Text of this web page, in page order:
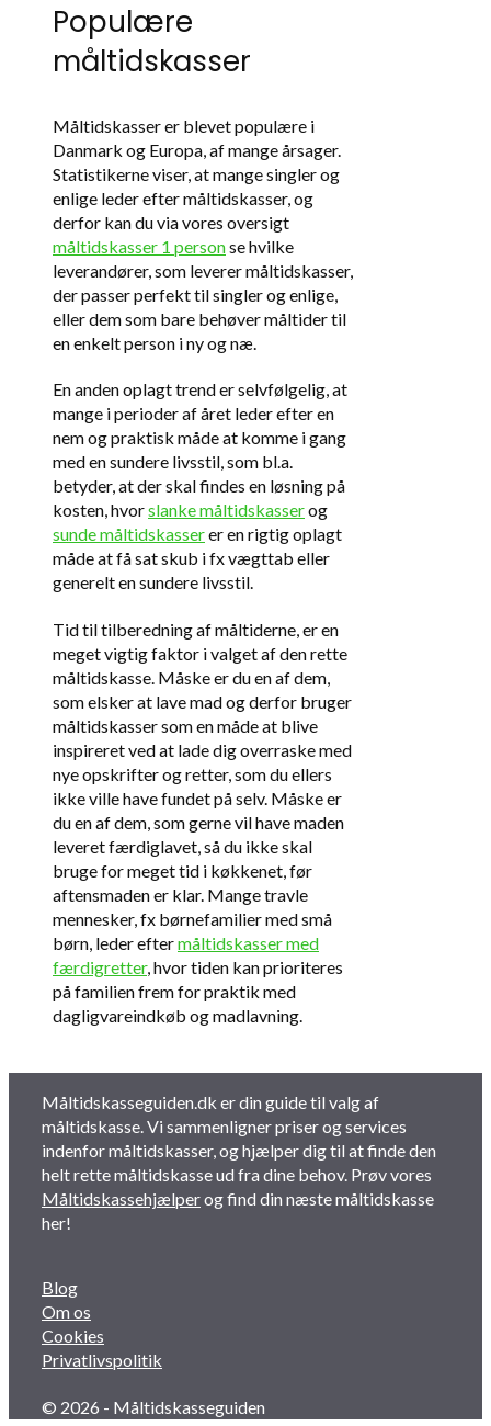
Populære
måltidskasser
Måltidskasser er blevet populære i
Danmark og Europa, af mange årsager.
Statistikerne viser, at mange singler og
enlige leder efter måltidskasser, og
derfor kan du via vores oversigt
måltidskasser 1 personse hvilke
leverandører, som leverer måltidskasser,
der passer perfekt til singler og enlige,
eller dem som bare behøver måltider til
en enkelt person i ny og næ.
En anden oplagt trend er selvfølgelig, at
mange i perioder af året leder efter en
nem og praktisk måde at komme i gang
med en sundere livsstil, som bl.a.
betyder, at der skal findes en løsning på
kosten, hvorslanke måltidskasserog
sunde måltidskasserer en rigtig oplagt
måde at få sat skub i fx vægttab eller
generelt en sundere livsstil.
Tid til tilberedning af måltiderne, er en
meget vigtig faktor i valget af den rette
måltidskasse. Måske er du en af dem,
som elsker at lave mad og derfor bruger
måltidskasser som en måde at blive
inspireret ved at lade dig overraske med
nye opskrifter og retter, som du ellers
ikke ville have fundet på selv. Måske er
du en af dem, som gerne vil have maden
leveret færdiglavet, så du ikke skal
bruge for meget tid i køkkenet, før
aftensmaden er klar. Mange travle
mennesker, fx børnefamilier med små
børn, leder eftermåltidskasser med
færdigretter, hvor tiden kan prioriteres
på familien frem for praktik med
dagligvareindkøb og madlavning.
Måltidskasseguiden.dk er din guide til valg af
måltidskasse. Vi sammenligner priser og services
indenfor måltidskasser, og hjælper dig til at finde den
helt rette måltidskasse ud fra dine behov. Prøv vores
Måltidskassehjælperog find din næste måltidskasse
her!
Blog
Om os
Cookies
Privatlivspolitik
© 2026 - Måltidskasseguiden